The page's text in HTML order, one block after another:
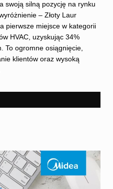
swoją silną pozycję na rynku
– Złoty Laur
pierwsze miejsce w kategorii
HVAC, uzyskując 34%
To ogromne osiągnięcie,
klientów oraz wysoką